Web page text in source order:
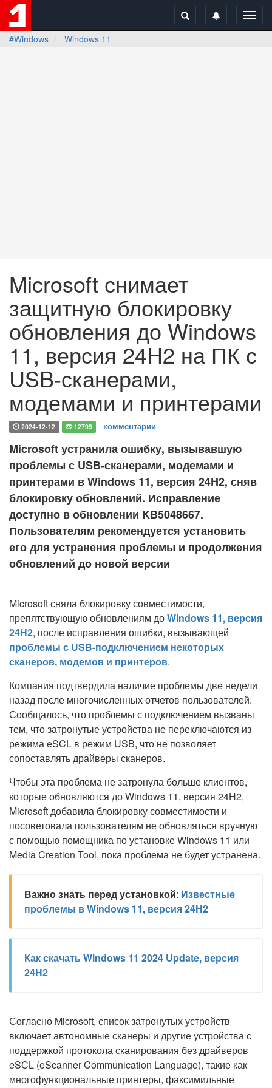
#Windows
Windows 11
Microsoft снимает
защитную блокировку
обновления до Windows
11, версия 24H2 на ПК с
USB-сканерами,
модемами и принтерами
2024-12-12 12799 комментарии
Microsoft устранила ошибку, вызывавшую
проблемы с USB-сканерами, модемами и
принтерами в Windows 11, версия 24H2, сняв
блокировку обновлений. Исправление
доступно в обновлении KB5048667.
Пользователям рекомендуется установить
его для устранения проблемы и продолжения
обновлений до новой версии
Microsoft сняла блокировку совместимости,
препятствующую обновлениям доWindows 11, версия
24H2, после исправления ошибки, вызывающей
проблемы с USB-подключением некоторых
сканеров, модемов и принтеров.
Компания подтвердила наличие проблемы две недели
назад после многочисленных отчетов пользователей.
Сообщалось, что проблемы с подключением вызваны
тем, что затронутые устройства не переключаются из
режима eSCL в режим USB, что не позволяет
сопоставлять драйверы сканеров.
Чтобы эта проблема не затронула больше клиентов,
которые обновляются до Windows 11, версия 24H2,
Microsoft добавила блокировку совместимости и
посоветовала пользователям не обновляться вручную
с помощью помощника по установке Windows 11 или
Media Creation Tool, пока проблема не будет устранена.
Важно знать перед установкой: Известные
проблемы в Windows 11, версия 24H2
Как скачать Windows 11 2024 Update, версия
24H2
Согласно Microsoft, список затронутых устройств
включает автономные сканеры и другие устройства с
поддержкой протокола сканирования без драйверов
eSCL (eScanner Communication Language), такие как
многофункциональные принтеры, факсимильные